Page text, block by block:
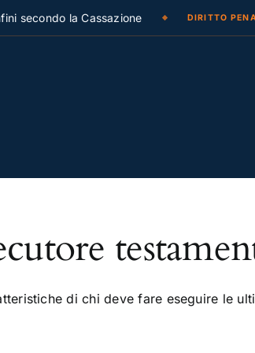
secondo la Cassazione DIRITTO
di chi deve fare eseguire le